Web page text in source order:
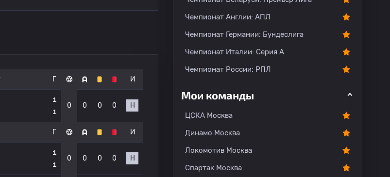
Г И
1
1
0 0 0 0 Н
Г И
1
1
0 0 0 0 Н
Чемпионат Англии: АПЛ
Чемпионат Германии: Бундеслига
Чемпионат Италии: Серия А
Чемпионат России: РПЛ
Мои команды
ЦСКА Москва
Динамо Москва
Локомотив Москва
Спартак Москва